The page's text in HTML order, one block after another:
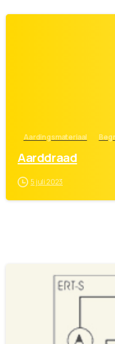
Aardingsmateriaal
Aarddraad
5 juli 2023